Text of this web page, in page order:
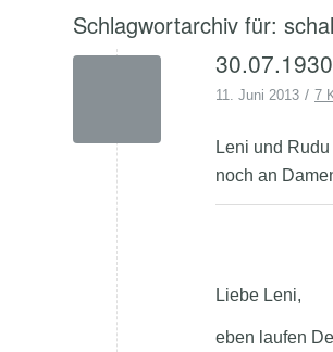
Schlagwortarchiv für:
11. Juni 2013 / 7
Leni und
noch an
Liebe Leni,
eben laufen